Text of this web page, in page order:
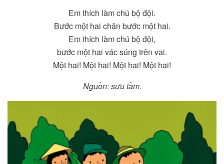
Em thích làm chú bộ đội.
Bước một hai chân bước một hai.
Em thích làm chú bộ đội,
bước một hai vác súng trên vai.
Một hai! Một hai! Một hai! Một hai!
Nguồn: sưu tầm.